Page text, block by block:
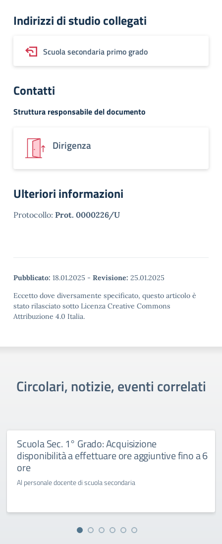
Indirizzi di studio collegati
Scuola secondaria primo grado
Contatti
Struttura responsabile del documento
Dirigenza
Ulteriori informazioni
Protocollo: Prot. 0000226/U
Pubblicato: 18.01.2025 - Revisione: 25.01.2025
Eccetto dove diversamente specificato, questo articolo è
stato rilasciato sotto Licenza Creative Commons
Attribuzione 4.0 Italia.
Circolari, notizie, eventi correlati
Scuola Sec. 1° Grado: Acquisizione
disponibilità a effettuare ore aggiuntive fino a 6
ore
Al personale docente di scuola secondaria